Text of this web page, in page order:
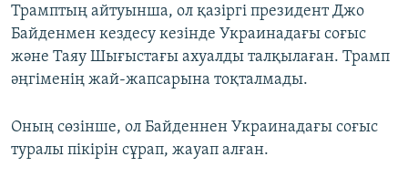
Трамптың айтуынша, ол қазіргі президент Джо
Байденмен кездесу кезінде Украинадағы соғыс
және Таяу Шығыстағы ахуалды талқылаған. Трамп
әңгіменің жай-жапсарына тоқталмады.
Оның сөзінше, ол Байденнен Украинадағы соғыс
туралы пікірін сұрап, жауап алған.